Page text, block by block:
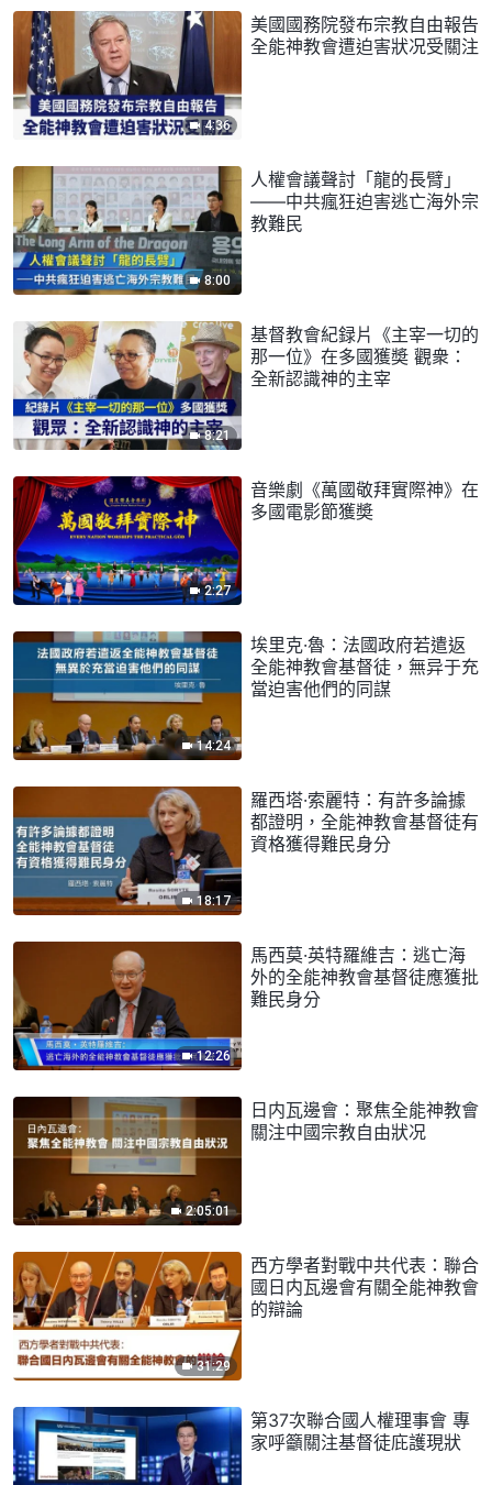
4:36
美國國務院發布宗教自由報告
全能神教會遭迫害狀况受關注
8:00
人權會議聲討「龍的長臂」
——中共瘋狂迫害逃亡海外宗
教難民
8:21
基督教會紀録片《主宰一切的
那一位》在多國獲奬 觀衆：
全新認識神的主宰
2:27
音樂劇《萬國敬拜實際神》在
多國電影節獲奬
14:24
埃里克·魯：法國政府若遣返
全能神教會基督徒，無异于充
當迫害他們的同謀
18:17
羅西塔·索麗特：有許多論據
都證明，全能神教會基督徒有
資格獲得難民身分
12:26
馬西莫·英特羅維吉：逃亡海
外的全能神教會基督徒應獲批
難民身分
2:05:01
日内瓦邊會：聚焦全能神教會
關注中國宗教自由狀况
31:29
西方學者對戰中共代表：聯合
國日内瓦邊會有關全能神教會
的辯論
第37次聯合國人權理事會 專
家呼籲關注基督徒庇護現狀